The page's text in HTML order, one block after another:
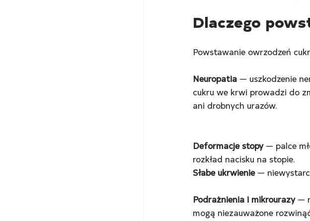
Dlaczego
Powstawanie owrzodzeń
Neuropatia — uszkodzenie
cukru we krwi prowadzi do
ani drobnych urazów.
Deformacje stopy — palce
rozkład nacisku na stopie.
Słabe ukrwienie —
Podrażnienia i mikrourazy —
mogą niezauważone